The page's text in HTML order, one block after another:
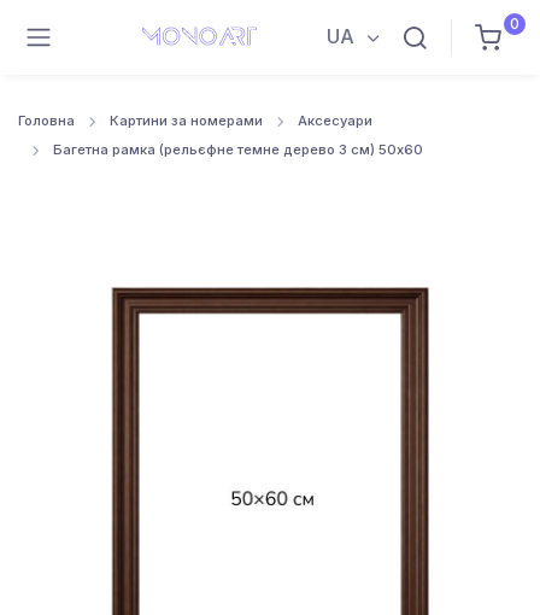
UA
0
Головна Картини за номерами
Аксесуари
Багетна рамка (рельєфне темне дерево 3 см) 50х60